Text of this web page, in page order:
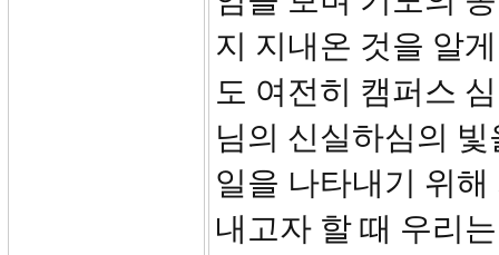
지 지내온 것을 알
도 여전히 캠퍼스
님의 신실하심의
일을 나타내기 위
내고자 할 때 우리